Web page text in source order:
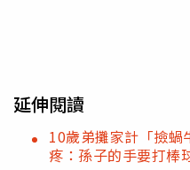
延伸閱讀
10歲弟攤家計「撿
疼：孫子的手要打棒